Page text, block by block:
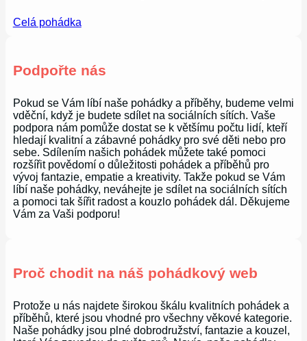
Celá pohádka
Podpořte nás
Pokud se Vám líbí naše pohádky a příběhy, budeme velmi
vděční, když je budete sdílet na sociálních sítích. Vaše
podpora nám pomůže dostat se k většímu počtu lidí, kteří
hledají kvalitní a zábavné pohádky pro své děti nebo pro
sebe. Sdílením našich pohádek můžete také pomoci
rozšířit povědomí o důležitosti pohádek a příběhů pro
vývoj fantazie, empatie a kreativity. Takže pokud se Vám
líbí naše pohádky, neváhejte je sdílet na sociálních sítích
a pomoci tak šířit radost a kouzlo pohádek dál. Děkujeme
Vám za Vaši podporu!
Proč chodit na náš pohádkový web
Protože u nás najdete širokou škálu kvalitních pohádek a
příběhů, které jsou vhodné pro všechny věkové kategorie.
Naše pohádky jsou plné dobrodružství, fantazie a kouzel,